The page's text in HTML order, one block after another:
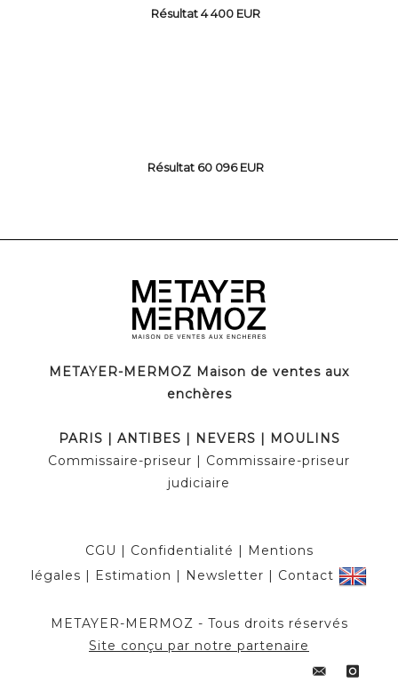
Résultat 4 400 EUR
Résultat 60 096 EUR
METAYER-MERMOZ Maison de ventes aux
enchères
PARIS | ANTIBES | NEVERS | MOULINS
Commissaire-priseur | Commissaire-priseur
judiciaire
CGU | Confidentialité | Mentions
légales | Estimation | Newsletter | Contact
METAYER-MERMOZ - Tous droits réservés
Site conçu par notre partenaire